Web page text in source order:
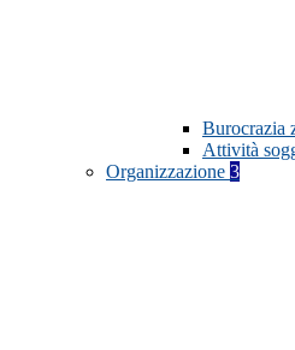
Burocrazia
Attività
Organizzazione 3